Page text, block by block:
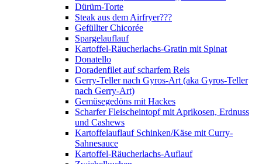
Dürüm-Torte
Steak aus dem Airfryer???
Gefüllter Chicorée
Spargelauflauf
Kartoffel-Räucherlachs-Gratin mit Spinat
Donatello
Doradenfilet auf scharfem Reis
Gerry-Teller nach Gyros-Art (aka Gyros-Teller
nach Gerry-Art)
Gemüsegedöns mit Hackes
Scharfer Fleischeintopf mit Aprikosen, Erdnuss
und Cashews
Kartoffelauflauf Schinken/Käse mit Curry-
Sahnesauce
Kartoffel-Räucherlachs-Auflauf